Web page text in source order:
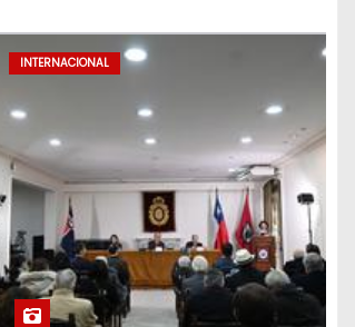
INTERNACIONAL